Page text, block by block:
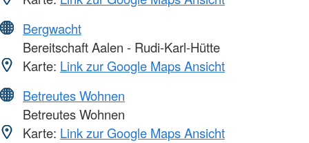
Bergwacht
Bereitschaft Aalen - Rudi-Karl-Hütte
Karte: Link zur Google Maps Ansicht
Betreutes Wohnen
Betreutes Wohnen
Karte: Link zur Google Maps Ansicht